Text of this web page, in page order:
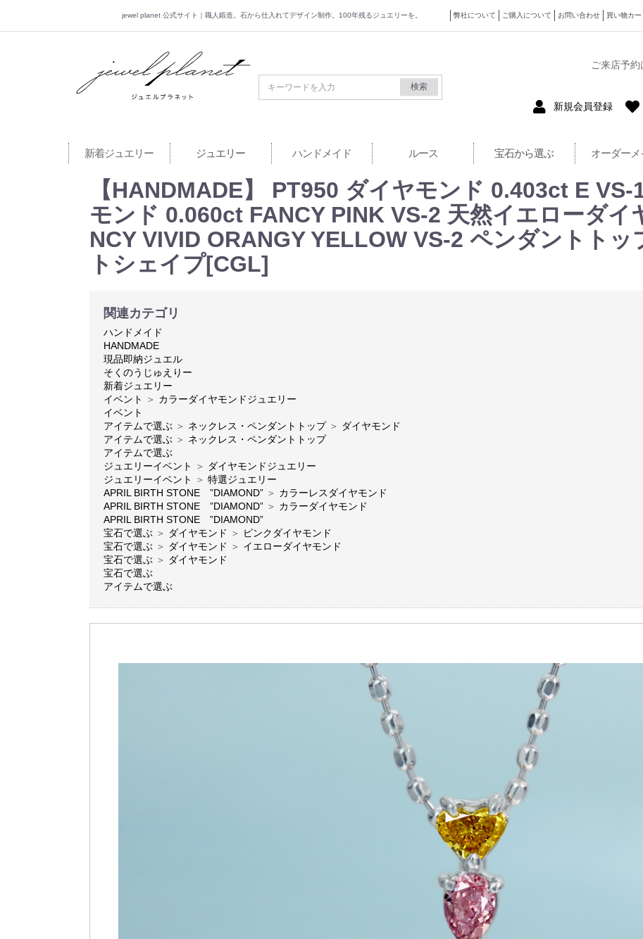
jewel planet 公式サイト｜職人鍛造。石から仕入れてデザイン制作。100年残るジュエリーを。 弊社について ご購入について お問い合わせ 買い物カー
jewel planet 公式サイト
検索
ご来店予
新規会員登録
新着ジュエリー ジュエリー ハンドメイド ルース 宝石から選ぶ オーダーメ
【HANDMADE】 PT950 ダイヤモンド 0.403ct E
モンド 0.060ct FANCY PINK VS-2 天然イエローダイ
NCY VIVID ORANGY YELLOW VS-2 ペンダントト
トシェイプ[CGL]
関連カテゴリ
ハンドメイド
HANDMADE
現品即納ジュエル
そくのうじゅえりー
新着ジュエリー
イベント
＞ カラーダイヤモンドジュエリー
イベント
アイテムで選ぶ ＞ ネックレス・ペンダントトップ ＞ ダイヤモンド
アイテムで選ぶ ＞ ネックレス・ペンダントトップ
アイテムで選ぶ
ジュエリーイベント
＞ ダイヤモンドジュエリー
ジュエリーイベント
＞ 特選ジュエリー
APRIL BIRTH STONE ”DIAMOND” ＞ カラーレスダイヤモンド
APRIL BIRTH STONE ”DIAMOND” ＞ カラーダイヤモンド
APRIL BIRTH STONE ”DIAMOND”
宝石で選ぶ ＞ ダイヤモンド ＞ ピンクダイヤモンド
宝石で選ぶ ＞ ダイヤモンド ＞ イエローダイヤモンド
宝石で選ぶ ＞ ダイヤモンド
宝石で選ぶ
アイテムで選ぶ